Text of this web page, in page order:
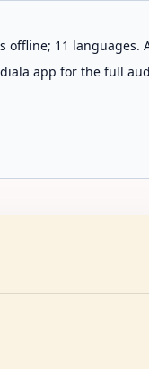
11 languages.
app for the full